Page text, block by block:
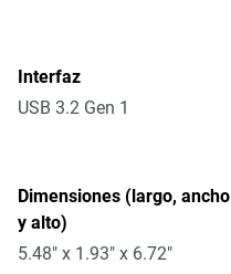
Interfaz
USB 3.2 Gen 1
Dimensiones (largo, ancho
y alto)
5.48" x 1.93" x 6.72"